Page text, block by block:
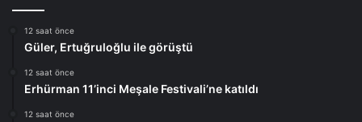
12 saat önce
Güler, Ertuğruloğlu ile görüştü
12 saat önce
Erhürman 11’inci Meşale Festivali’ne katıldı
12 saat önce